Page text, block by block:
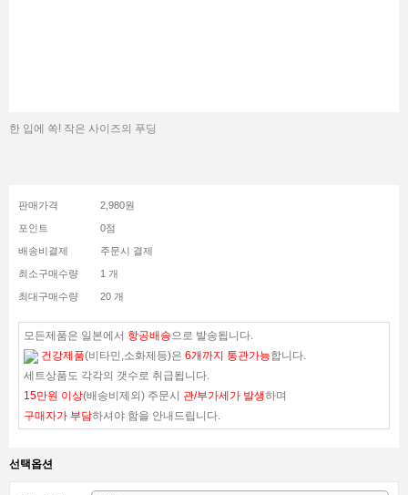
한 입에 쏙! 작은 사이즈의 푸딩
판매가격 2,980원
포인트 0점
배송비결제 주문시 결제
최소구매수량 1 개
최대구매수량 20 개
모든제품은 일본에서 항공배송으로 발송됩니다.
건강제품(비타민,소화제등)은 6개까지 통관가능합니다.
세트상품도 각각의 갯수로 취급됩니다.
15만원 이상(배송비제외) 주문시 관/부가세가 발생하며
구매자가 부담하셔야 함을 안내드립니다.
선택옵션